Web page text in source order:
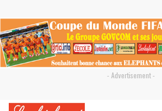
- Advertisement -